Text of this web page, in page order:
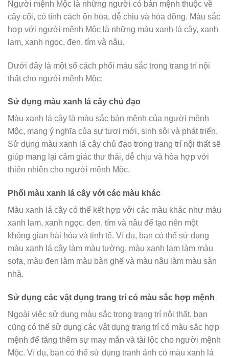
Người mệnh Mộc là những người có bản mệnh thuộc về
cây cối, có tính cách ôn hòa, dễ chịu và hòa đồng. Màu sắc
hợp với người mệnh Mộc là những màu xanh lá cây, xanh
lam, xanh ngọc, đen, tím và nâu.
Dưới đây là một số cách phối màu sắc trong trang trí nội
thất cho người mệnh Mộc:
Sử dụng màu xanh lá cây chủ đạo
Màu xanh lá cây là màu sắc bản mệnh của người mệnh
Mộc, mang ý nghĩa của sự tươi mới, sinh sôi và phát triển.
Sử dụng màu xanh lá cây chủ đạo trong trang trí nội thất sẽ
giúp mang lại cảm giác thư thái, dễ chịu và hòa hợp với
thiên nhiên cho người mệnh Mộc.
Phối màu xanh lá cây với các màu khác
Màu xanh lá cây có thể kết hợp với các màu khác như màu
xanh lam, xanh ngọc, đen, tím và nâu để tạo nên một
không gian hài hòa và tinh tế. Ví dụ, bạn có thể sử dụng
màu xanh lá cây làm màu tường, màu xanh lam làm màu
sofa, màu đen làm màu bàn ghế và màu nâu làm màu sàn
nhà.
Sử dụng các vật dụng trang trí có màu sắc hợp mệnh
Ngoài việc sử dụng màu sắc trong trang trí nội thất, bạn
cũng có thể sử dụng các vật dụng trang trí có màu sắc hợp
mệnh để tăng thêm sự may mắn và tài lộc cho người mệnh
Mộc. Ví dụ, bạn có thể sử dụng tranh ảnh có màu xanh lá